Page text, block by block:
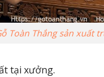
Toàn Thắng sản xuất
tại xưởng.